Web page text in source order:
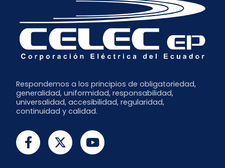
Respondemos a los principios de obligatoriedad,
generalidad, uniformidad, responsabilidad,
universalidad, accesibilidad, regularidad,
continuidad y calidad.